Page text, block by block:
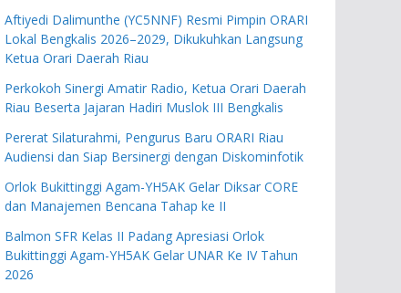
Aftiyedi Dalimunthe (YC5NNF) Resmi Pimpin ORARI
Lokal Bengkalis 2026–2029, Dikukuhkan Langsung
Ketua Orari Daerah Riau
Perkokoh Sinergi Amatir Radio, Ketua Orari Daerah
Riau Beserta Jajaran Hadiri Muslok III Bengkalis
Pererat Silaturahmi, Pengurus Baru ORARI Riau
Audiensi dan Siap Bersinergi dengan Diskominfotik
Orlok Bukittinggi Agam-YH5AK Gelar Diksar CORE
dan Manajemen Bencana Tahap ke II
Balmon SFR Kelas II Padang Apresiasi Orlok
Bukittinggi Agam-YH5AK Gelar UNAR Ke IV Tahun
2026